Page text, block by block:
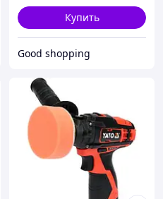
Купить
Good shopping